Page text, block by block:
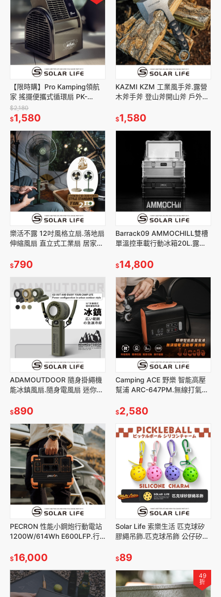
【限時購】Pro Kamping領航
家 搖擺便攜式循環扇 PK-
068GB(含收納袋).露營渦輪扇
帳篷循環扇
$2,180
$1,580
KAZMI KZM 工業風手斧.露營
木斧手斧 登山斧開山斧 戶外短
$1,580
樂活不露 12吋風格立扇.落地扇
伸縮風扇 直立式工業扇 居家戶
$790
Barrack09 AMMOCHILL雙槽
單溫控車載行動冰箱20L.露營
機 家用汽車冰箱
$14,800
ADAMOUTDOOR 隨身掛繩機
能冰鎮風扇.隨身電風扇 迷你桌
掛電扇 USB充電小風扇
$890
Camping ACE 野樂 智能高壓
幫浦 ARC-647PM.無線打氣機
氣電泵
$2,580
PECRON 性能小鋼炮行動電站
1200W/614Wh E600LFP.行
酸鐵鋰
$16,000
Solar Life 索樂生活 匹克球矽
膠繩吊飾.匹克球吊飾 公仔矽膠
包掛飾
$89
49
折